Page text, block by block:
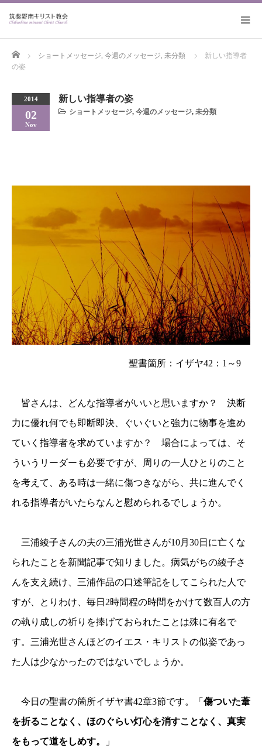
Home ショートメッセージ, 今週のメッセージ, 未分類
新しい指導者
の姿
2014
02
Nov
新しい指導者の姿
ショートメッセージ, 今週のメッセージ, 未分類
聖書箇所：イザヤ42 ： 1 ～9
皆さんは、どんな指導者がいいと思いますか？ 決断
力に優れ何でも即断即決、ぐいぐいと強力に物事を進め
ていく指導者を求めていますか？ 場合によっては、そ
ういうリーダーも必要ですが、周りの一人ひとりのこと
を考えて、ある時は一緒に傷つきながら、共に進んでく
れる指導者がいたらなんと慰められるでしょうか。
三浦綾子さんの夫の三浦光世さんが10月 30日に亡くな
られたことを新聞記事で知りました。病気がちの綾子さ
んを支え続け、三浦作品の口述筆記をしてこられた人で
すが、とりわけ、毎日 2時間程の時間をかけて数百人の方
の執り成しの祈りを捧げておられたことは殊に有名で
す。三浦光世さんほどのイエス・キリストの似姿であっ
た人は少なかったのではないでしょうか。
今日の聖書の箇所イザヤ書42章3節です。「 傷ついた葦
を折ることなく、ほのぐらい灯心を消すことなく、真実
をもって道をしめす。
」